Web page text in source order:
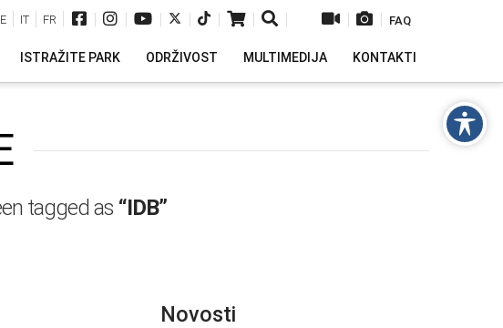
| | | | | | | | | FAQ
IT FR
ISTRAŽITE PARK ODRŽIVOST MULTIMEDIJA KONTAKTI
tagged as “IDB”
Novosti